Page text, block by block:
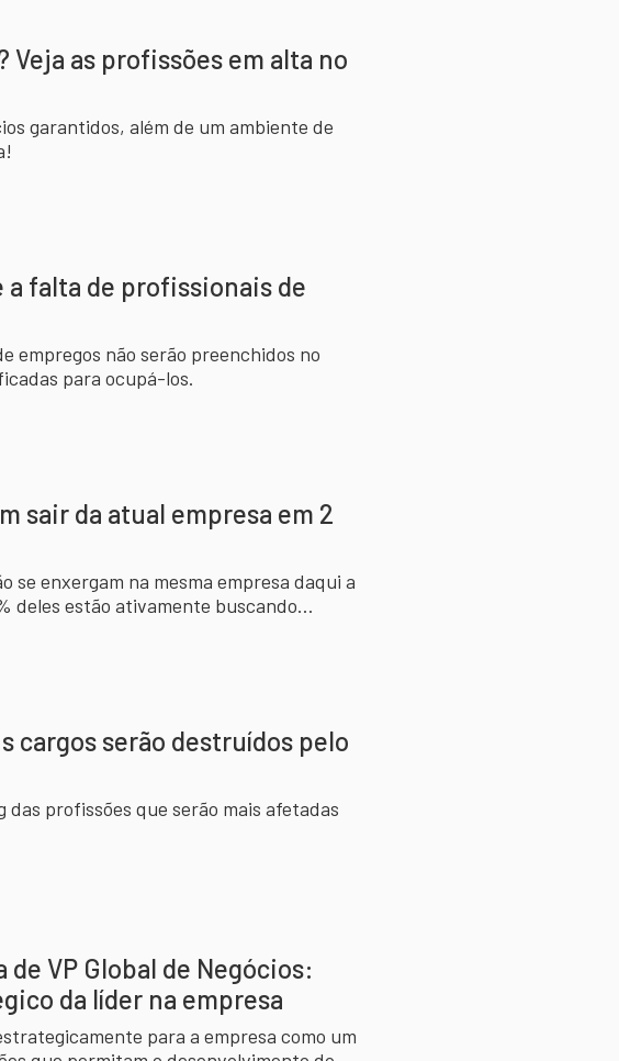
Veja as profissões em alta no
garantidos, além de um ambiente de
a falta de profissionais de
empregos não serão preenchidos no
para ocupá-los.
sair da atual empresa em 2
se enxergam na mesma empresa daqui a
deles estão ativamente buscando
cargos serão destruídos pelo
profissões que serão mais afetadas
de VP Global de Negócios:
da líder na empresa
para a empresa como um